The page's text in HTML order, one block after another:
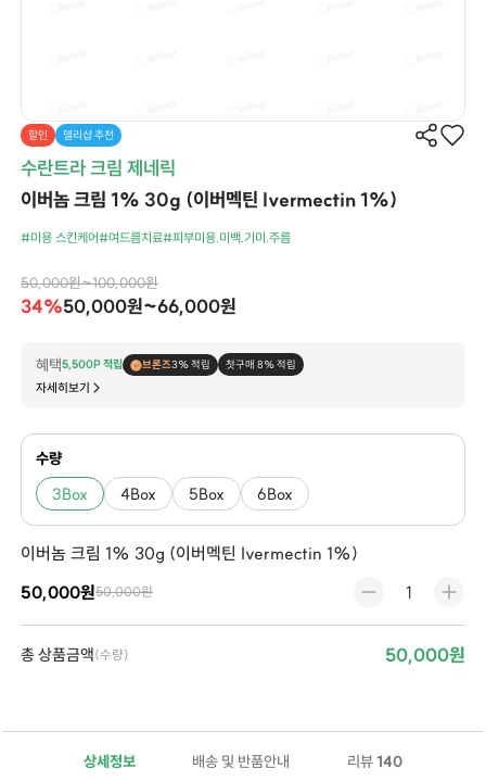
할인 델리샵 추천
수란트라 크림 제네릭
이버놈 크림 1% 30g (이버멕틴 Ivermectin 1%)
#미용 스킨케어#여드름치료#피부미용.미백.기미.주름
50,000원~100,000원
34%50,000원~66,000원
혜택5,500P 적립 브론즈3% 적립 첫구매 8% 적립
자세히보기
수량
3Box 4Box 5Box 6Box
이버놈 크림 1% 30g (이버멕틴 Ivermectin 1%)
50,000원50,000원
총 상품금액(수량) 50,000원
상세정보 배송 및 반품안내 리뷰140